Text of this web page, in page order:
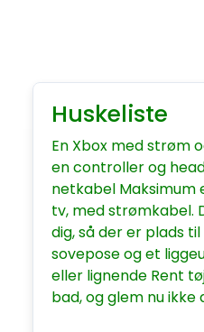
Huskeliste
En Xbox med strøm
en controller og
netkabel Maksimum
tv, med strømkabel.
dig, så der er plads
sovepose og et
eller lignende Rent
bad, og glem nu